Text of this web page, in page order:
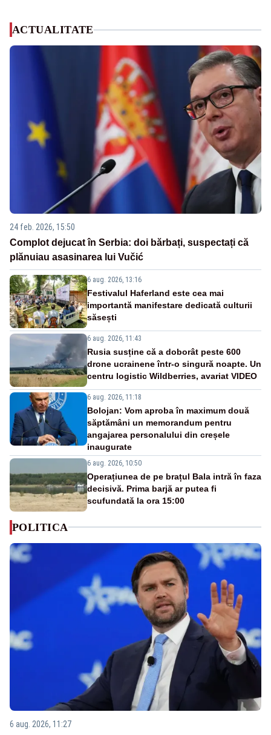
ACTUALITATE
24 feb. 2026, 15:50
Complot dejucat în Serbia: doi bărbați, suspectați că
plănuiau asasinarea lui Vučić
6 aug. 2026, 13:16
Festivalul Haferland este cea mai
importantă manifestare dedicată culturii
săsești
6 aug. 2026, 11:43
Rusia susține că a doborât peste 600
drone ucrainene într-o singură noapte. Un
centru logistic Wildberries, avariat VIDEO
6 aug. 2026, 11:18
Bolojan: Vom aproba în maximum două
săptămâni un memorandum pentru
angajarea personalului din creșele
inaugurate
6 aug. 2026, 10:50
Operațiunea de pe brațul Bala intră în faza
decisivă. Prima barjă ar putea fi
scufundată la ora 15:00
POLITICA
6 aug. 2026, 11:27